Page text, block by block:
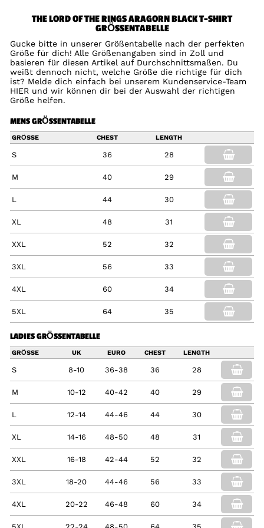
THE LORD OF THE RINGS ARAGORN BLACK T-SHIRT
GRÖSSENTABELLE
Gucke bitte in unserer Größentabelle nach der perfekten
Größe für dich! Alle Größenangaben sind in Zoll und
basieren für diesen Artikel auf Durchschnittsmaßen. Du
weißt dennoch nicht, welche Größe die richtige für dich
ist? Melde dich einfach bei unserem Kundenservice-Team
HIER und wir können dir bei der Auswahl der richtigen
Größe helfen.
MENS GRÖSSENTABELLE
GRÖSSE CHEST LENGTH
S 36 28
M 40 29
L 44 30
XL 48 31
XXL 52 32
3XL 56 33
4XL 60 34
5XL 64 35
LADIES GRÖSSENTABELLE
GRÖSSE UK EURO CHEST LENGTH
S 8-10 36-38 36 28
M 10-12 40-42 40 29
L 12-14 44-46 44 30
XL 14-16 48-50 48 31
XXL 16-18 42-44 52 32
3XL 18-20 44-46 56 33
4XL 20-22 46-48 60 34